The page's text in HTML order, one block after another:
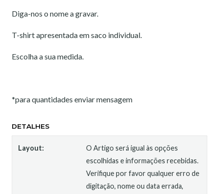
Diga-nos o nome a gravar.
T-shirt apresentada em saco individual.
Escolha a sua medida.
*para quantidades enviar mensagem
DETALHES
Layout:
O Artigo será igual às opções
escolhidas e informações recebidas.
Verifique por favor qualquer erro de
digitação, nome ou data errada,